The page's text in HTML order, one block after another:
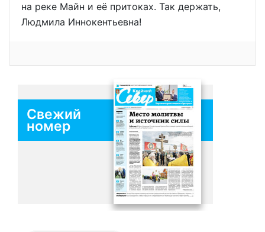
на реке Майн и её притоках. Так держать,
Людмила Иннокентьевна!
Свежий
номер